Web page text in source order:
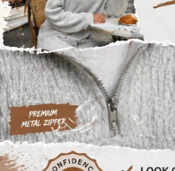
4,81 7.4K